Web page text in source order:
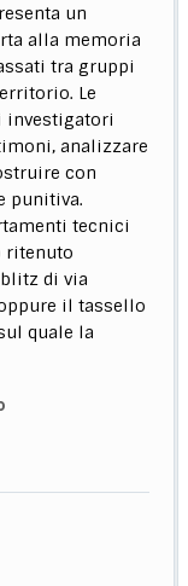
un
alla memoria
tra gruppi
Le
investigatori
analizzare
con
punitiva.
tecnici
ritenuto
di via
il tassello
quale la